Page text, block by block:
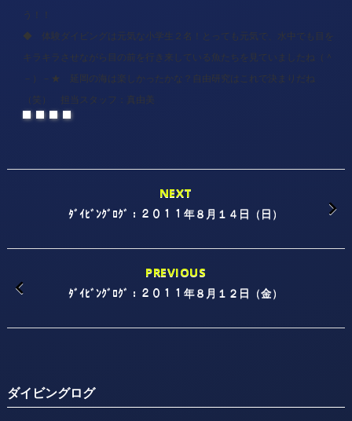
う！！
◆ 体験ダイビングは元気な小学生２名！とっても元気で、水中でも目を
キラキラさせながら目の前を行き来している魚たちを見ていましたね（＾
－）－★ 延岡の海は楽しかったかな？自由研究はこれで決まりだね
（笑）
担当スタッフ：真由美
NEXT
ﾀﾞｲﾋﾞﾝｸﾞﾛｸﾞ：２０１１年８月１４日（日）
PREVIOUS
ﾀﾞｲﾋﾞﾝｸﾞﾛｸﾞ：２０１１年８月１２日（金）
ダイビングログ